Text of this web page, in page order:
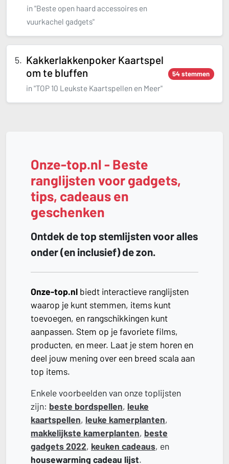
in "Beste open haard accessoires en
vuurkachel gadgets"
Kakkerlakkenpoker Kaartspel
om te bluffen
in "TOP 10 Leukste Kaartspellen en Meer"
54 stemmen
Onze-top.nl - Beste
ranglijsten voor gadgets,
tips, cadeaus en
geschenken
Ontdek de top stemlijsten voor alles
onder (en inclusief) de zon.
Onze-top.nl biedt interactieve ranglijsten
waarop je kunt stemmen, items kunt
toevoegen, en rangschikkingen kunt
aanpassen. Stem op je favoriete films,
producten, en meer. Laat je stem horen en
deel jouw mening over een breed scala aan
top items.
Enkele voorbeelden van onze toplijsten
zijn: beste bordspellen, leuke
kaartspellen, leuke kamerplanten,
makkelijkste kamerplanten, beste
gadgets 2022, keuken cadeaus, en
housewarming cadeau lijst.